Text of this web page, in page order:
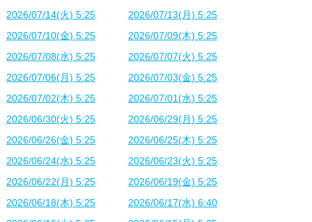
2026/07/14(火) 5:25
2026/07/13(月) 5:25
2026/07/10(金) 5:25
2026/07/09(木) 5:25
2026/07/08(水) 5:25
2026/07/07(火) 5:25
2026/07/06(月) 5:25
2026/07/03(金) 5:25
2026/07/02(木) 5:25
2026/07/01(水) 5:25
2026/06/30(火) 5:25
2026/06/29(月) 5:25
2026/06/26(金) 5:25
2026/06/25(木) 5:25
2026/06/24(水) 5:25
2026/06/23(火) 5:25
2026/06/22(月) 5:25
2026/06/19(金) 5:25
2026/06/18(木) 5:25
2026/06/17(水) 6:40